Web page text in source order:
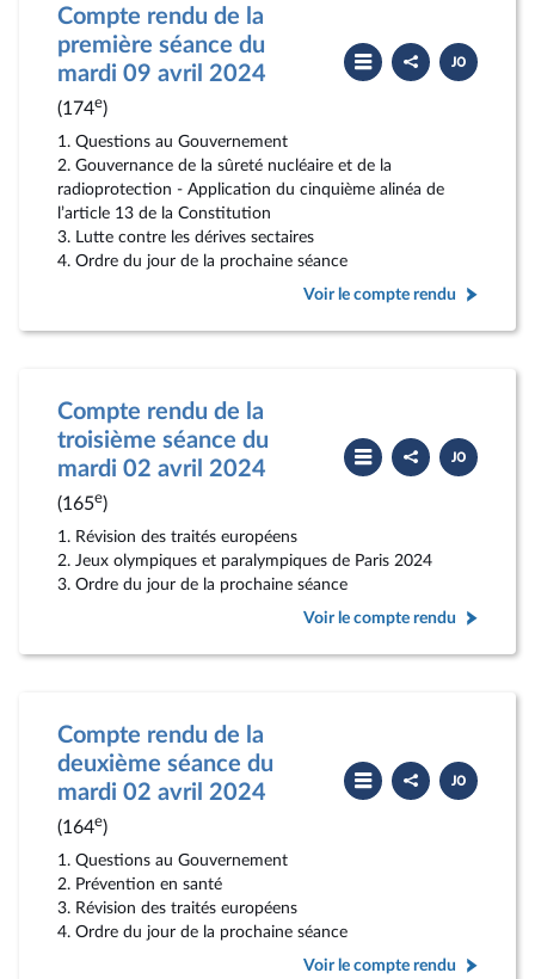
Compte rendu de la
première séance du
mardi 09 avril 2024
(174e)
Partager
le
compte
Télécharger
le
PDF
1. Questions au Gouvernement
2. Gouvernance de la sûreté nucléaire et de la
radioprotection - Application du cinquième alinéa de
l’article 13 de la Constitution
3. Lutte contre les dérives sectaires
4. Ordre du jour de la prochaine séance
Voir le compte rendu
Compte rendu de la
troisième séance du
mardi 02 avril 2024
(165e)
Partager
le
compte
Télécharger
le
PDF
1. Révision des traités européens
2. Jeux olympiques et paralympiques de Paris 2024
3. Ordre du jour de la prochaine séance
Voir le compte rendu
Compte rendu de la
deuxième séance du
mardi 02 avril 2024
(164e)
Partager
le
compte
Télécharger
le
PDF
1. Questions au Gouvernement
2. Prévention en santé
3. Révision des traités européens
4. Ordre du jour de la prochaine séance
Voir le compte rendu